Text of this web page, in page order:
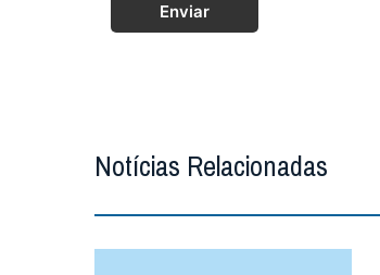
Enviar
Notícias Relacionadas